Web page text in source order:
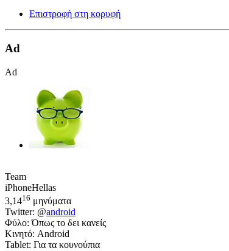
Επιστροφή στη κορυφή
Ad
Ad
Team
iPhoneHellas
3,1416 μηνύματα
Twitter: @android
Φύλο: Όπως το δει κανείς
Κινητό: Android
Tablet: Για τα κουνούπια